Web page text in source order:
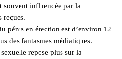
souvent influencée par la
reçues.
pénis en érection est d’environ 12
des fantasmes médiatiques.
repose plus sur la